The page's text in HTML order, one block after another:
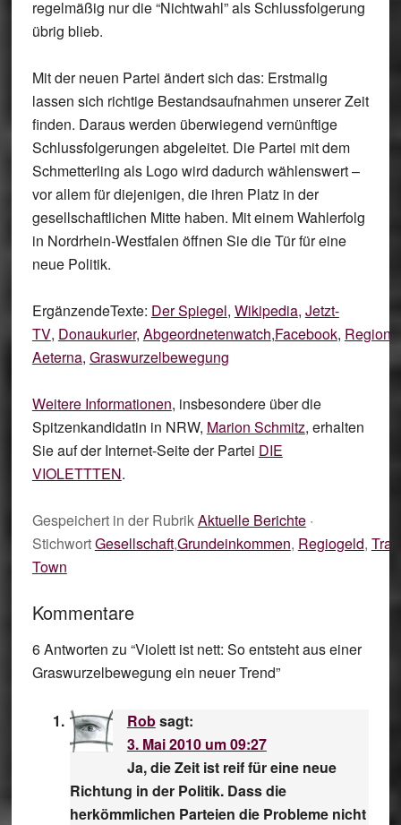
regelmäßig nur die “Nichtwahl” als Schlussfolgerung
übrig blieb.
Mit der neuen Partei ändert sich das: Erstmalig
lassen sich richtige Bestandsaufnahmen unserer Zeit
finden. Daraus werden überwiegend vernünftige
Schlussfolgerungen abgeleitet. Die Partei mit dem
Schmetterling als Logo wird dadurch wählenswert –
vor allem für diejenigen, die ihren Platz in der
gesellschaftlichen Mitte haben. Mit einem Wahlerfolg
in Nordrhein-Westfalen öffnen Sie die Tür für eine
neue Politik.
ErgänzendeTexte: Der Spiegel, Wikipedia, Jetzt-
TV, Donaukurier, Abgeordnetenwatch,Facebook,
Aeterna, Graswurzelbewegung
Weitere Informationen, insbesondere über die
Spitzenkandidatin in NRW, Marion Schmitz, erhalten
Sie auf der Internet-Seite der Partei DIE
VIOLETTTEN.
Gespeichert in der RubrikAktuelle Berichte·
StichwortGesellschaft,Grundeinkommen, Regiogeld,
Town
Kommentare
6 Antworten zu “Violett ist nett: So entsteht aus einer
Graswurzelbewegung ein neuer Trend”
Robsagt:
3. Mai 2010 um 09:27
Ja, die Zeit ist reif für eine neue
Richtung in der Politik. Dass die
herkömmlichen Parteien die Probleme nicht